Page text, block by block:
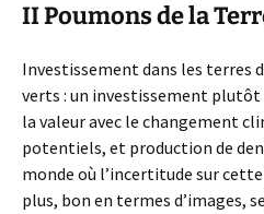
II Poumons de la
Investissement dans les terres
verts : un investissement plutôt
la valeur avec le changement
potentiels, et production de
monde où l’incertitude sur
plus, bon en termes d’images,